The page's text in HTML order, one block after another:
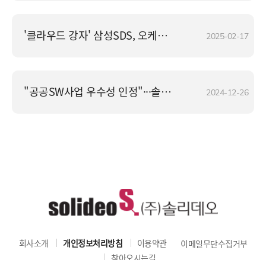
'클라우드 강자' 삼성SDS, 오케스트로 꺾고 최대 6천억 규모 공공 사업 따냈다 2025-02-17
"공공SW사업 우수성 인정"···솔리데오, SP인증 활성화 NIPA 원장상 수상 2024-12-26
회사소개 개인정보처리방침 이용약관
이메일무단수집거부
찾아오시는길